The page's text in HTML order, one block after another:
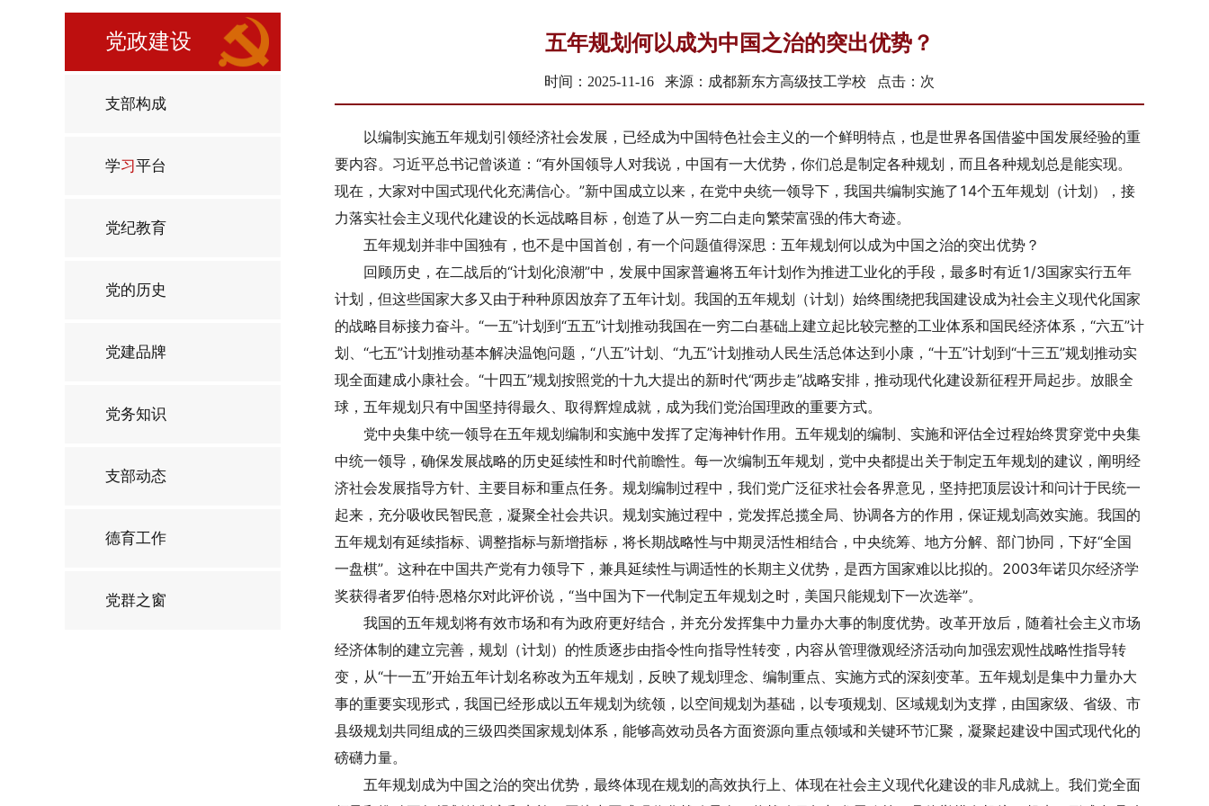
党政建设
支部构成
学习平台
党纪教育
党的历史
党建品牌
党务知识
支部动态
德育工作
党群之窗
五年规划何以成为中国之治的突出优势？
时间：2025-11-16 来源：成都新东方高级技工学校 点击： 次
以编制实施五年规划引领经济社会发展，已经成为中国特色社会主义的一个鲜明特点，也是世界各国借鉴中国发展经验的重
要内容。习近平总书记曾谈道：“有外国领导人对我说，中国有一大优势，你们总是制定各种规划，而且各种规划总是能实现。
现在，大家对中国式现代化充满信心。”新中国成立以来，在党中央统一领导下，我国共编制实施了14个五年规划（计划），接
力落实社会主义现代化建设的长远战略目标，创造了从一穷二白走向繁荣富强的伟大奇迹。
五年规划并非中国独有，也不是中国首创，有一个问题值得深思：五年规划何以成为中国之治的突出优势？
回顾历史，在二战后的“计划化浪潮”中，发展中国家普遍将五年计划作为推进工业化的手段，最多时有近1/3国家实行五年
计划，但这些国家大多又由于种种原因放弃了五年计划。我国的五年规划（计划）始终围绕把我国建设成为社会主义现代化国家
的战略目标接力奋斗。“一五”计划到“五五”计划推动我国在一穷二白基础上建立起比较完整的工业体系和国民经济体系，“六五”计
划、“七五”计划推动基本解决温饱问题，“八五”计划、“九五”计划推动人民生活总体达到小康，“十五”计划到“十三五”规划推动实
现全面建成小康社会。“十四五”规划按照党的十九大提出的新时代“两步走”战略安排，推动现代化建设新征程开局起步。放眼全
球，五年规划只有中国坚持得最久、取得辉煌成就，成为我们党治国理政的重要方式。
党中央集中统一领导在五年规划编制和实施中发挥了定海神针作用。五年规划的编制、实施和评估全过程始终贯穿党中央集
中统一领导，确保发展战略的历史延续性和时代前瞻性。每一次编制五年规划，党中央都提出关于制定五年规划的建议，阐明经
济社会发展指导方针、主要目标和重点任务。规划编制过程中，我们党广泛征求社会各界意见，坚持把顶层设计和问计于民统一
起来，充分吸收民智民意，凝聚全社会共识。规划实施过程中，党发挥总揽全局、协调各方的作用，保证规划高效实施。我国的
五年规划有延续指标、调整指标与新增指标，将长期战略性与中期灵活性相结合，中央统筹、地方分解、部门协同，下好“全国
一盘棋”。这种在中国共产党有力领导下，兼具延续性与调适性的长期主义优势，是西方国家难以比拟的。2003年诺贝尔经济学
奖获得者罗伯特·恩格尔对此评价说，“当中国为下一代制定五年规划之时，美国只能规划下一次选举”。
我国的五年规划将有效市场和有为政府更好结合，并充分发挥集中力量办大事的制度优势。改革开放后，随着社会主义市场
经济体制的建立完善，规划（计划）的性质逐步由指令性向指导性转变，内容从管理微观经济活动向加强宏观性战略性指导转
变，从“十一五”开始五年计划名称改为五年规划，反映了规划理念、编制重点、实施方式的深刻变革。五年规划是集中力量办大
事的重要实现形式，我国已经形成以五年规划为统领，以空间规划为基础，以专项规划、区域规划为支撑，由国家级、省级、市
县级规划共同组成的三级四类国家规划体系，能够高效动员各方面资源向重点领域和关键环节汇聚，凝聚起建设中国式现代化的
磅礴力量。
五年规划成为中国之治的突出优势，最终体现在规划的高效执行上、体现在社会主义现代化建设的非凡成就上。我们党全面